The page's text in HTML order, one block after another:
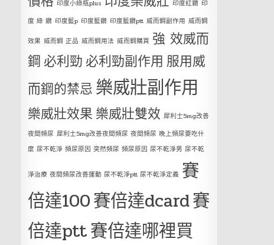
印度小綠瓶plus 印度紅鑽 印
度 綠 鑽 印度藍p 印度藍鑽 印度藍鑽ptt 威而鋼副作用 威而鋼
效果 威而鋼 正品 威而鋼用法 威而鋼購買 強 效威而
鋼 必利勁 必利勁副作用 服用威
而鋼的禁忌 樂威壯副作用
樂威壯效果 樂威壯雙效 犀利士5mg改善
夜間頻尿 犀利士5mg改善夜間頻尿 夜間頻尿 晚上頻尿要吃什
麼 尿不乾淨 頻尿原因 突然頻尿 頻尿原因 尿不乾淨男 尿不乾
淨治療 夜間頻尿改善運動 尿不乾淨ptt 尿不乾淨定義 賽
倍達100賽倍達dcard賽
倍達ptt賽倍達哪裡買